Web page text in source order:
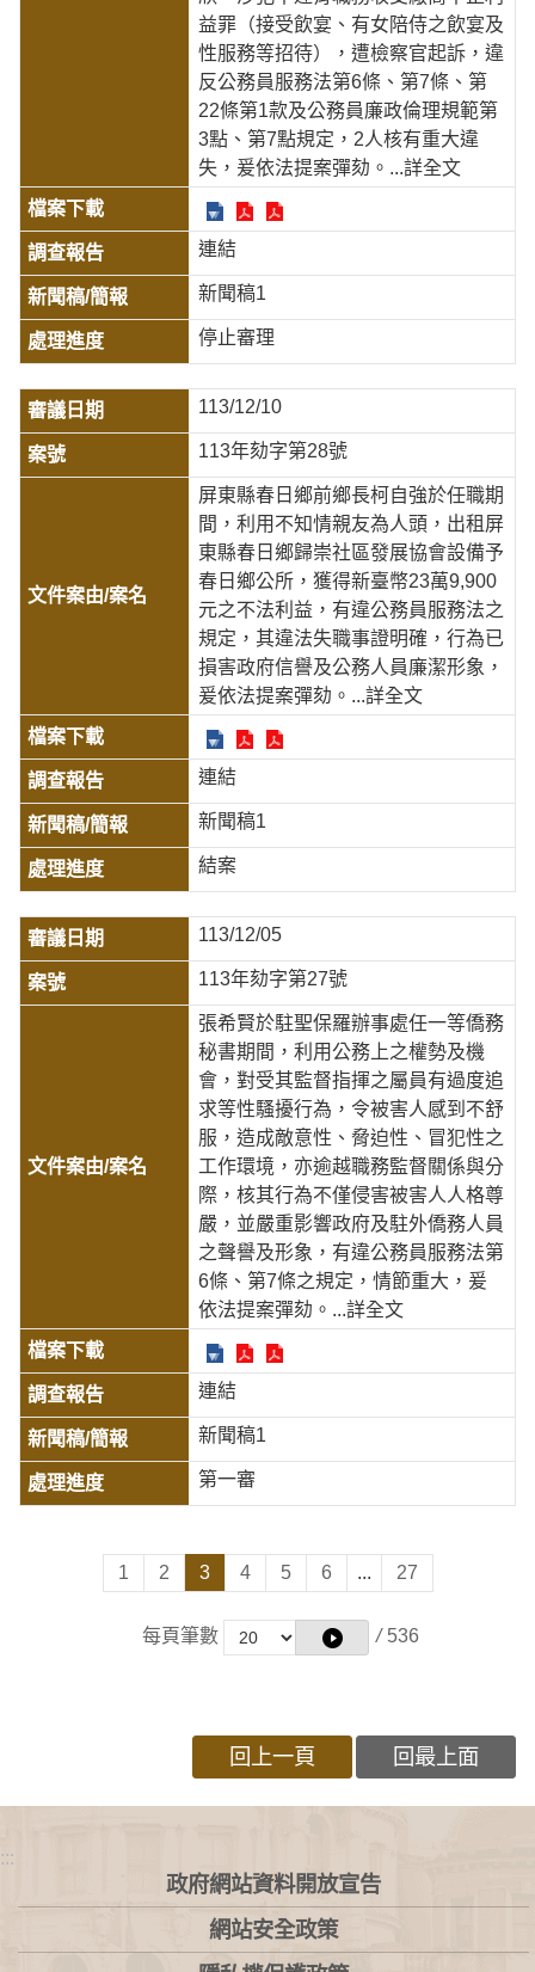
益罪（接受飲宴、有女陪侍之飲宴及
性服務等招待），遭檢察官起訴，違
反公務員服務法第6條、第7條、第
22條第1款及公務員廉政倫理規範第
3點、第7點規定，2人核有重大違
失，爰依法提案彈劾。 ...詳全文
連結
新聞稿1
停止審理
113/12/10
113年劾字第28號
屏東縣春日鄉前鄉長柯自強於任職期
間，利用不知情親友為人頭，出租屏
東縣春日鄉歸崇社區發展協會設備予
春日鄉公所，獲得新臺幣23萬9,900
元之不法利益，有違公務員服務法之
規定，其違法失職事證明確，行為已
損害政府信譽及公務人員廉潔形象，
爰依法提案彈劾。 ...詳全文
連結
新聞稿1
結案
113/12/05
113年劾字第27號
張希賢於駐聖保羅辦事處任一等僑務
秘書期間，利用公務上之權勢及機
會，對受其監督指揮之屬員有過度追
求等性騷擾行為，令被害人感到不舒
服，造成敵意性、脅迫性、冒犯性之
工作環境，亦逾越職務監督關係與分
際，核其行為不僅侵害被害人人格尊
嚴，並嚴重影響政府及駐外僑務人員
之聲譽及形象，有違公務員服務法第
6條、第7條之規定，情節重大，爰
依法提案彈劾。 ...詳全文
連結
新聞稿1
第一審
1 2 3 4 5 6 ... 27
每頁筆數 / 536
回上一頁 回最上面
:::
政府網站資料開放宣告
網站安全政策